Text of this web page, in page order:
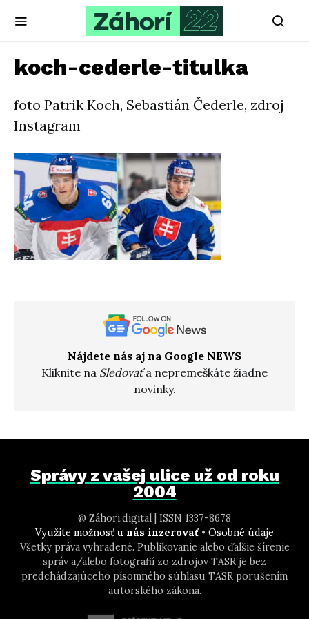
koch-cederle-titulka
foto Patrik Koch, Sebastián Čederle, zdroj
Instagram
Nájdete nás aj na Google NEWS
Kliknite na Sledovaťa nepremeškáte žiadne
novinky.
Správy z vašej ulice už od roku
2004
@ Záhori.digital | ISSN 1337-8678
Využite možnosť u nás inzerovať • Osobné údaje
Všetky práva vyhradené. Publikovanie alebo ďalšie šírenie
správ a/alebo fotografií zo zdrojov TASR je bez
predchádzajúceho písomného súhlasu TASR porušením
autorského zákona.